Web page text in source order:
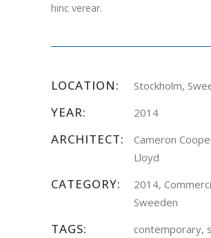
hinc verear.
LOCATION: Stockholm,
YEAR: 2014
ARCHITECT:
Cameron
Lloyd
CATEGORY:
2014,
Sweeden
TAGS: contemporary,